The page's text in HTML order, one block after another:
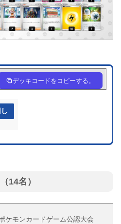
デッキコードをコピーする。
14名）
ケモンカードゲーム公認大会